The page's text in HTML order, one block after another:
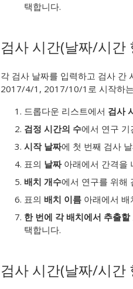
택합니다.
검사 시간(날짜/시간
각 검사 날짜를 입력하고 검사 간
2017/4/1, 2017/10/1로 시작하
드롭다운 리스트에서 검사
검정 시간의 수에서 연구
시작 날짜에 첫 번째 검사
표의 날짜아래에서 간격을
배치 개수에서 연구를 위해
표의 배치 이름 아래에서
한 번에 각 배치에서 추출
택합니다.
검사 시간(날짜/시간